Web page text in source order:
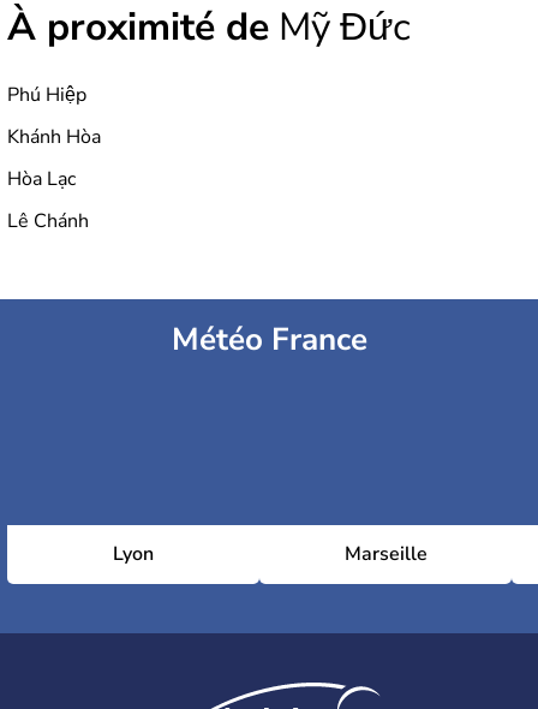
À proximité de Mỹ Đức
Phú Hiệp
Khánh Hòa
Hòa Lạc
Lê Chánh
Météo France
Lyon Marseille